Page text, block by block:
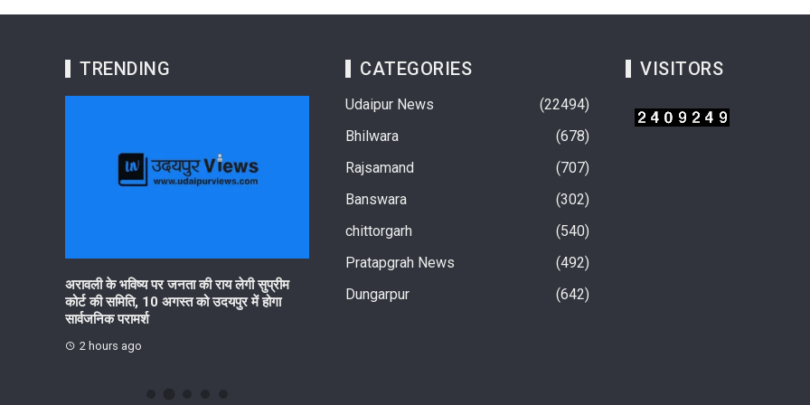
TRENDING
अरावली के भविष्य पर जनता की राय लेगी सुप्रीम
कोर्ट की समिति, 10 अगस्त को उदयपुर में होगा
सार्वजनिक परामर्श
2 hours ago
आरयूआईडीपी के पांचवें चरण अंतर्गत फतेहनगर-
सनवाड़ में हितधारक परामर्श कार्यशाला ‘संवाद’
10 अगस्त से होगी सरकारी स्कूलों में बच्चों की हिंदी
पढ़ने की परीक्षा
CATEGORIES
Udaipur News
22494
Bhilwara
678
Rajsamand
707
Banswara
302
chittorgarh
540
Pratapgrah News
492
Dungarpur
642
VISITORS